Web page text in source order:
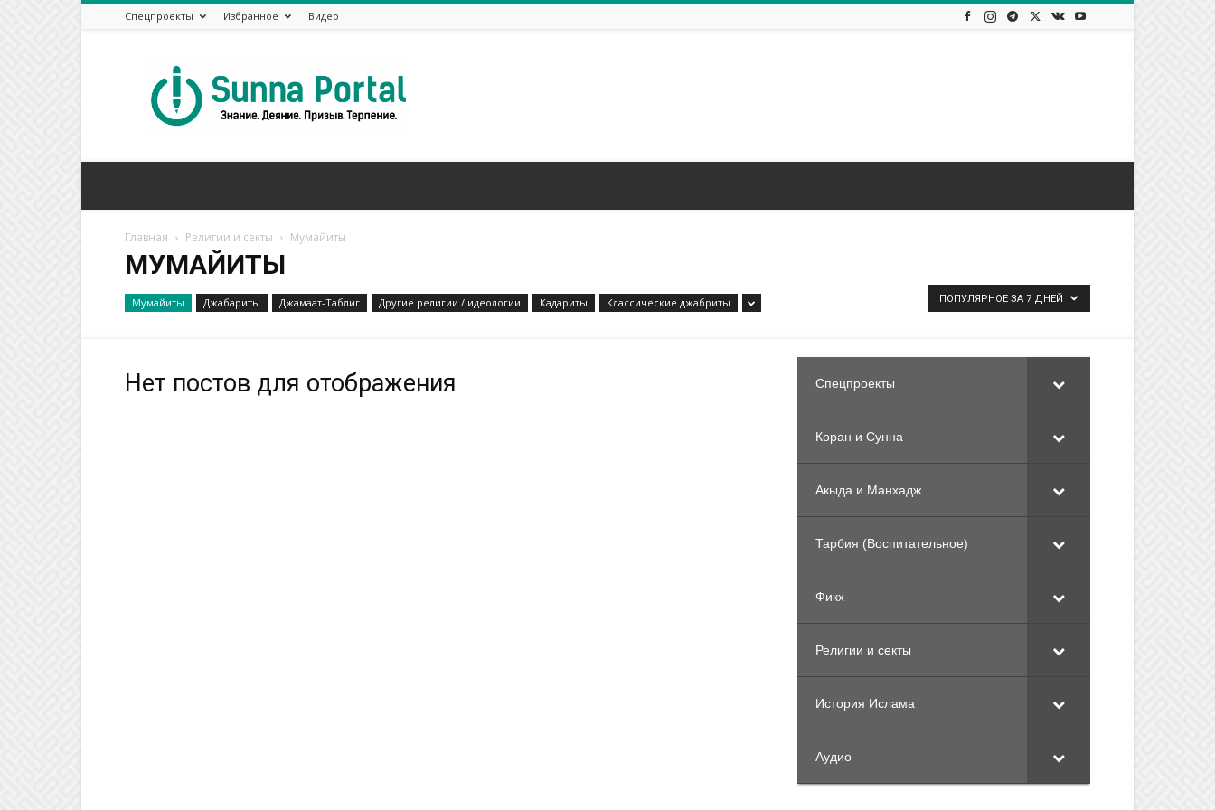
Спецпроекты Избранное Видео
Портал
Главная Религии и секты Mумайиты
MУМАЙИТЫ
Mумайиты Джабариты Джамаат-Таблиг Другие религии / идеологии Кадариты Классические джабриты ПОПУЛЯРНОЕ ЗА 7 ДНЕЙ
Нет постов для отображения Спецпроекты
Коран и Сунна
Акыда и Манхадж
Тарбия (Воспитательное)
Фикх
Религии и секты
История Ислама
Аудио